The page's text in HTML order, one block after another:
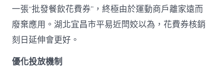
一張“批發餐飲花費券”，終極由於運動商戶離家遠而
廢棄應用。湖北宜昌市平易近閆姣以為，花費券核銷
刻日延伸會更好。
優化投放機制